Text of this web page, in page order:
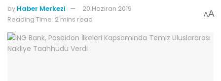
by Haber Merkezi
20 Haziran 2019
Reading Time: 2 mins read
AA